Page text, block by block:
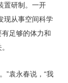
置研制。一开
现从事空间科学
有足够的体力和
”袁永春说，“我